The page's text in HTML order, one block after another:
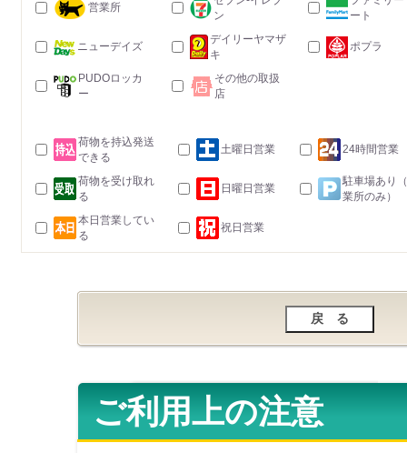
営業所
ン
ート
ニューデイズ
デイリーヤマザ
キ
ポプラ
PUDOロッカ
ー
その他の取扱
店
荷物を持込発送
できる
土曜日営業 24時間営業
荷物を受け取れ
る
日曜日営業
駐車場あり
業所のみ）
本日営業してい
る
祝日営業
ご利用上の注意